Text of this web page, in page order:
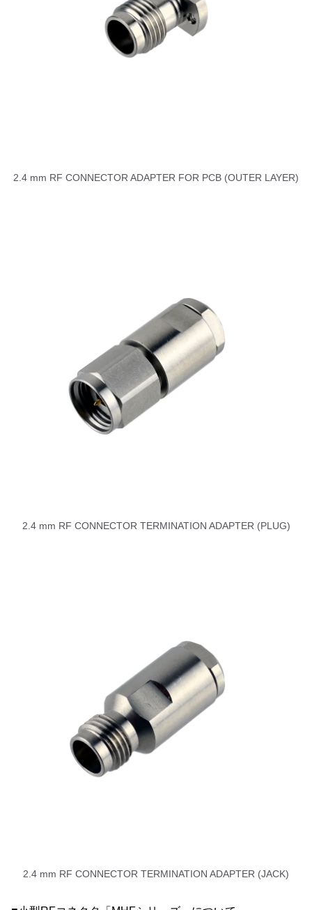
2.4 mm RF CONNECTOR ADAPTER FOR PCB (OUTER LAYER)
2.4 mm RF CONNECTOR TERMINATION ADAPTER (PLUG)
2.4 mm RF CONNECTOR TERMINATION ADAPTER (JACK)